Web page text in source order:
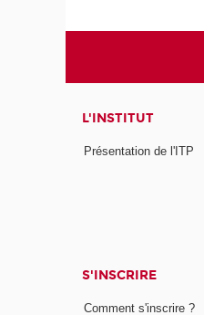
L'INSTITUT
Présentation de l'ITP
S'INSCRIRE
Comment s'inscrire ?